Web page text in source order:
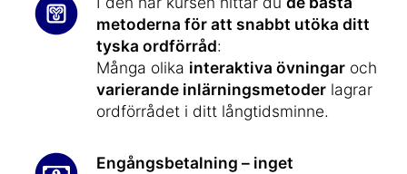
metoderna för att snabbt utöka ditt
tyska ordförråd:
Många olika interaktiva övningar och
varierande inlärningsmetoder lagrar
ordförrådet i ditt långtidsminne.
Engångsbetalning – inget